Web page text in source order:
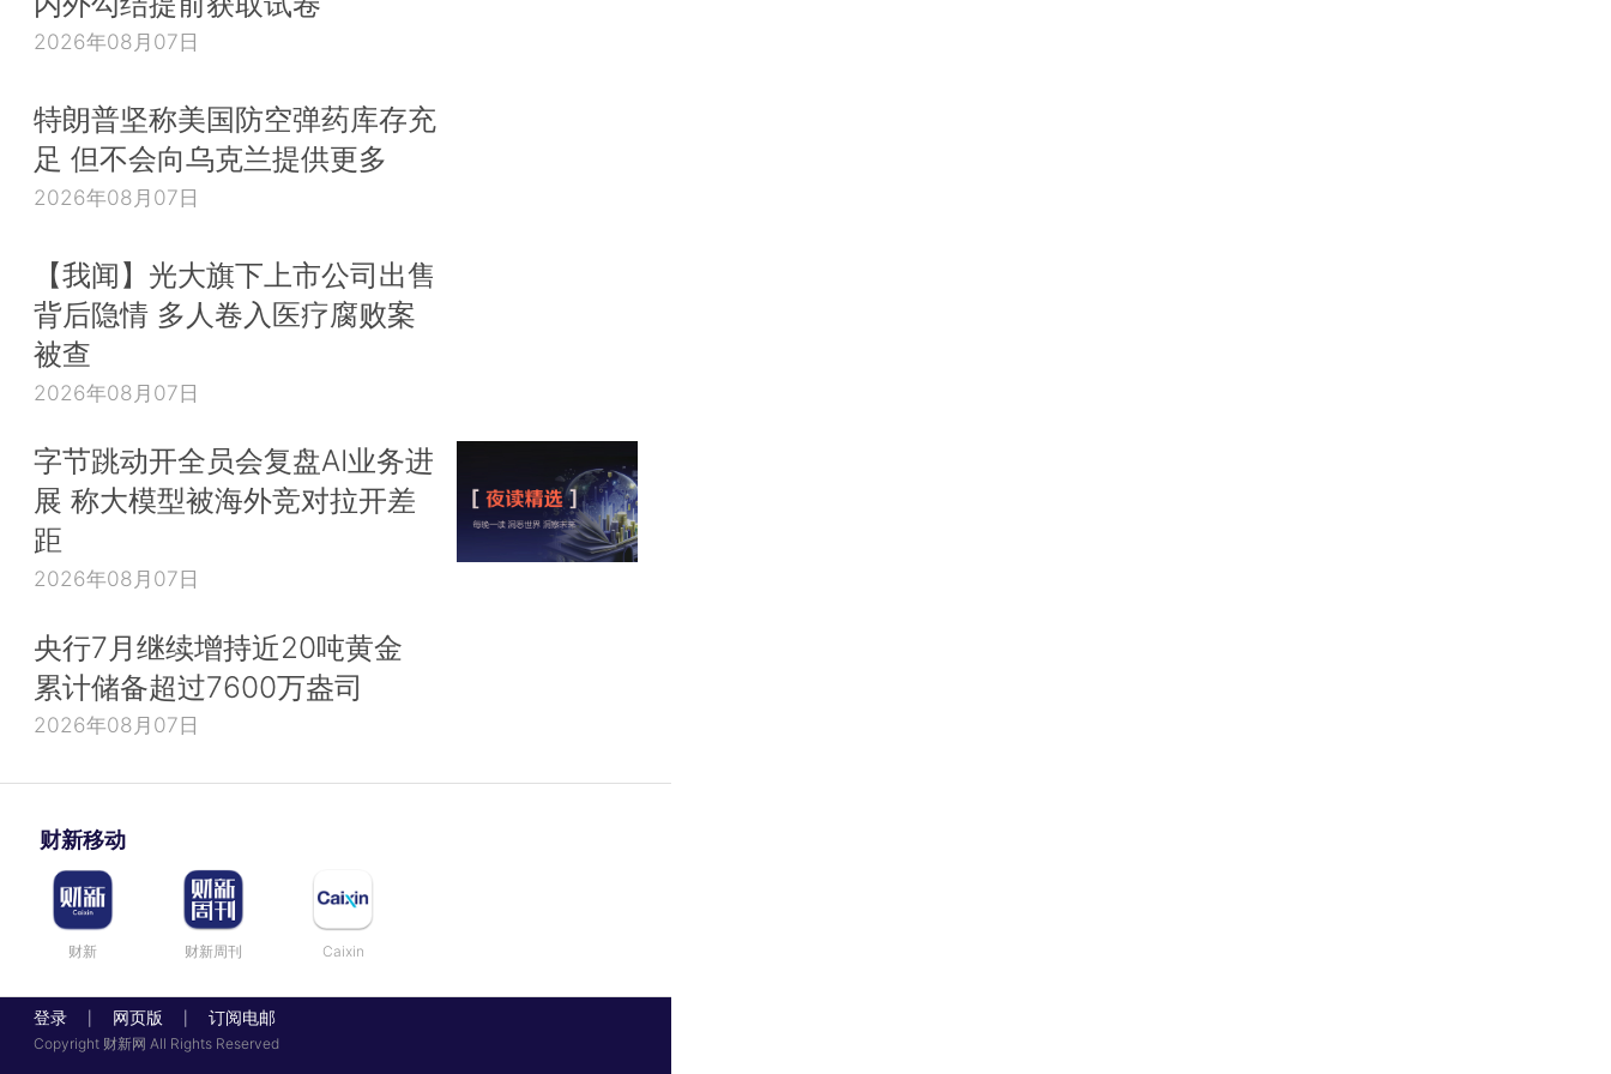
2026年08月07日
特朗普坚称美国防空弹药库存充
足 但不会向乌克兰提供更多
2026年08月07日
【我闻】光大旗下上市公司出售
背后隐情 多人卷入医疗腐败案
被查
2026年08月07日
字节跳动开全员会复盘AI业务进
展 称大模型被海外竞对拉开差
距
2026年08月07日
央行7月继续增持近20吨黄金
累计储备超过7600万盎司
2026年08月07日
财新移动
财新 财新周刊 Caixin
登录 网页版 订阅电邮
Copyright 财新网 All Rights Reserved